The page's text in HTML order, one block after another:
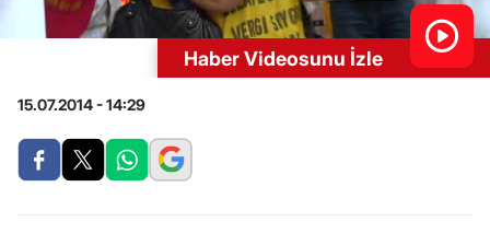
Haber Videosunu İzle
15.07.2014 - 14:29